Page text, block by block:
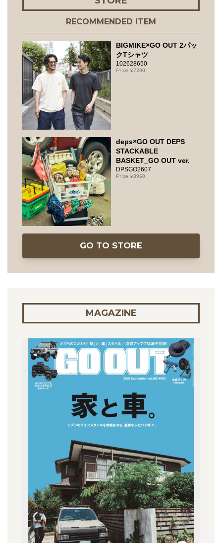
RECOMMENDED ITEM
BIGMIKE×GO OUT 2パッ
クTシャツ
102628650
7200
deps×GO OUT DEPS
STACKABLE
BASKET_GO OUT ver.
DPSGO2607
3950
GO TO STORE
MAGAZINE